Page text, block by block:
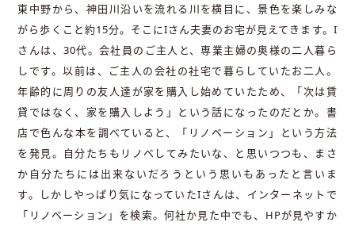
東中野から、神田川沿いを流れる川を横目に、景色を楽しみな
がら歩くこと約15分。そこにIさん夫妻のお宅が見えてきます。I
さんは、30代。会社員のご主人と、専業主婦の奥様の二人暮ら
しです。以前は、ご主人の会社の社宅で暮らしていたお二人。
年齢的に周りの友人達が家を購入し始めていたため、「次は賃
貸ではなく、家を購入しよう」という話になったのだとか。書
店で色んな本を調べていると、「リノベーション」という方法
を発見。自分たちもリノベしてみたいな、と思いつつも、まさ
か自分たちには出来ないだろうという思いもあったと言いま
す。しかしやっぱり気になっていたIさんは、インターネットで
「リノベーション」を検索。何社か見た中でも、HPが見やすか